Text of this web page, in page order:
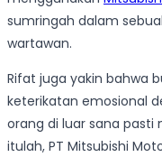
sumringah dalam
wartawan.
Rifat juga yakin bahwa
keterikatan emosional
orang di luar sana pasti
itulah, PT Mitsubishi